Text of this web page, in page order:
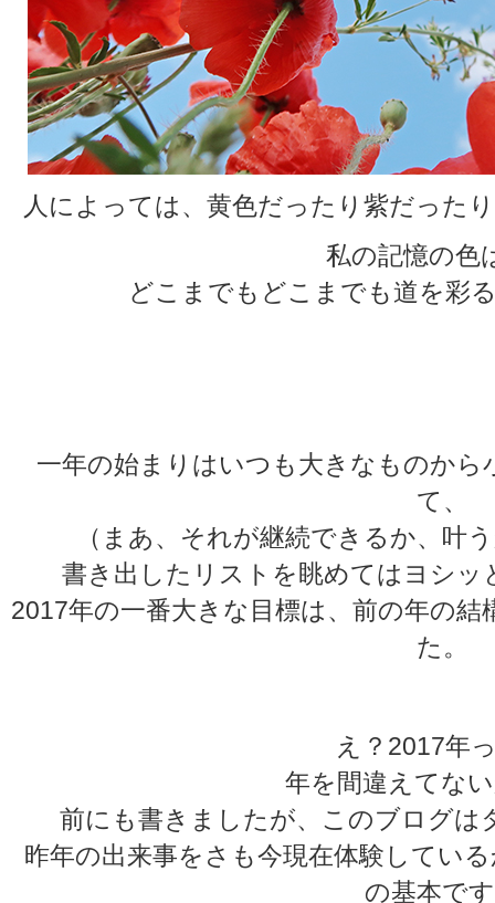
人によっては、黄色だったり紫だった
私の記憶の色
どこまでもどこまでも道を彩
一年の始まりはいつも大きなものか
て、
（まあ、それが継続できるか、叶
書き出したリストを眺めてはヨシッ
2017年の一番大きな目標は、前の年の
た。
え？2017年
年を間違えてな
前にも書きましたが、このブログは
昨年の出来事をさも今現在体験してい
の基本で